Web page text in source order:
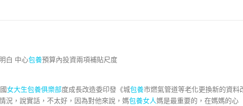
白 中心包養預算內投資兩項補貼尺度
女大生包養俱樂部度成長改造委印發《城包養市燃氣管道等老化更換新的資料
況，說實話，不太好，因為對他來說，媽包養女人媽是最重要的，在媽媽的心